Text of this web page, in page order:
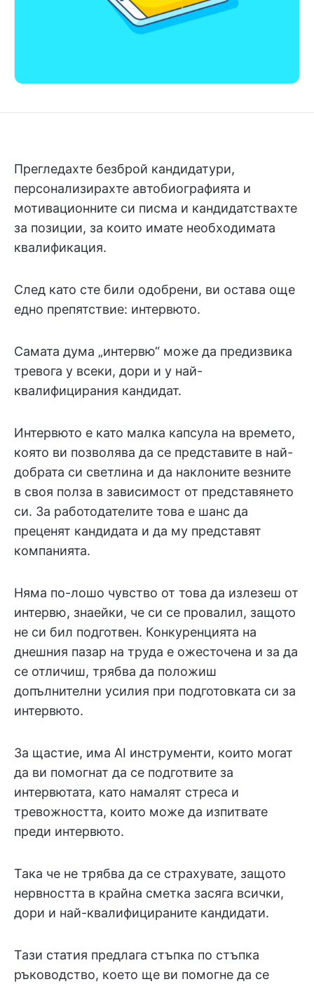
Прегледахте безброй кандидатури,
персонализирахте автобиографията и
мотивационните си писма и кандидатствахте
за позиции, за които имате необходимата
квалификация.
След като сте били одобрени, ви остава още
едно препятствие: интервюто.
Самата дума „интервю“ може да предизвика
тревога у всеки, дори и у най-
квалифицирания кандидат.
Интервюто е като малка капсула на времето,
която ви позволява да се представите в най-
добрата си светлина и да наклоните везните
в своя полза в зависимост от представянето
си. За работодателите това е шанс да
преценят кандидата и да му представят
компанията.
Няма по-лошо чувство от това да излезеш от
интервю, знаейки, че си се провалил, защото
не си бил подготвен. Конкуренцията на
днешния пазар на труда е ожесточена и за да
се отличиш, трябва да положиш
допълнителни усилия при подготовката си за
интервюто.
За щастие, има AI инструменти, които могат
да ви помогнат да се подготвите за
интервютата, като намалят стреса и
тревожността, които може да изпитвате
преди интервюто.
Така че не трябва да се страхувате, защото
нервността в крайна сметка засяга всички,
дори и най-квалифицираните кандидати.
Тази статия предлага стъпка по стъпка
ръководство, което ще ви помогне да се